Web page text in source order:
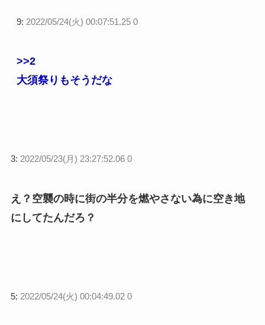
9: 2022/05/24(火) 00:07:51.25 0
>>2
大須祭りもそうだな
3: 2022/05/23(月) 23:27:52.06 0
え？空襲の時に街の半分を燃やさない為に空き地
にしてたんだろ？
5: 2022/05/24(火) 00:04:49.02 0